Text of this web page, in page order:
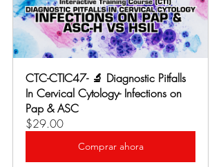
CTC-CTIC47- 🔬 Diagnostic Pitfalls
In Cervical Cytology- Infections on
Pap & ASC
$29.00
Comprar ahora